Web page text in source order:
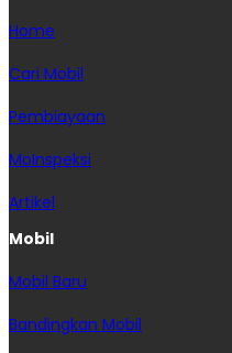
Home
Cari Mobil
Pembiayaan
MoInspeksi
Artikel
Mobil
Mobil Baru
Bandingkan Mobil